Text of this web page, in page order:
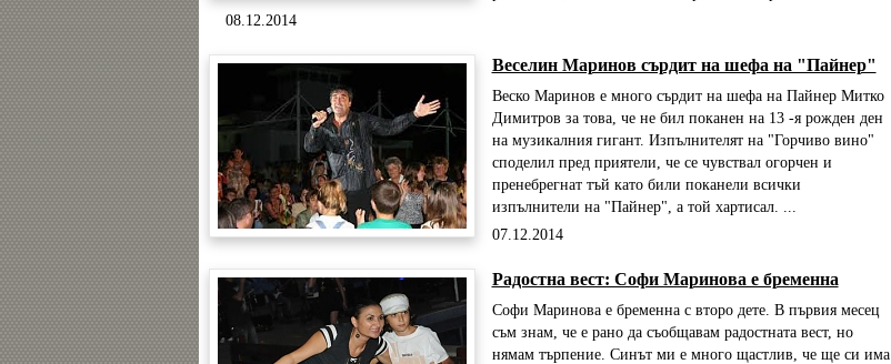
08.12.2014
Веселин Маринов сърдит на шефа на "Пайнер"
Веско Маринов е много сърдит на шефа на Пайнер Митко
Димитров за това, че не бил поканен на 13 -я рожден ден
на музикалния гигант. Изпълнителят на "Горчиво вино"
споделил пред приятели, че се чувствал огорчен и
пренебрегнат тъй като били поканели всички
изпълнители на "Пайнер", а той хартисал. ...
07.12.2014
Радостна вест: Софи Маринова е бременна
Софи Маринова е бременна с второ дете. В първия месец
съм знам, че е рано да съобщавам радостната вест, но
нямам търпение. Синът ми е много щастлив, че ще си има